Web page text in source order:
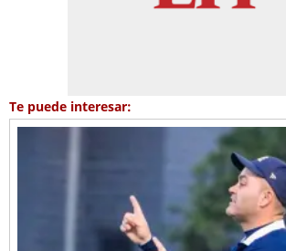
Te puede interesar: